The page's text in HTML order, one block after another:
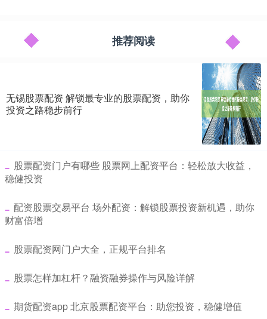
推荐阅读
无锡股票配资 解锁最专业的股票配资，助你
投资之路稳步前行
​股票配资门户有哪些 股票网上配资平台：轻松放大收益，
稳健投资
​配资股票交易平台 场外配资：解锁股票投资新机遇，助你
财富倍增
​股票配资网门户大全，正规平台排名
​股票怎样加杠杆？融资融券操作与风险详解
​期货配资app 北京股票配资平台：助您投资，稳健增值